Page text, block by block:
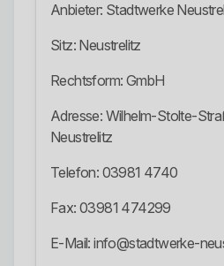
Anbieter: Stadtwerke
Sitz: Neustrelitz
Rechtsform: GmbH
Adresse: Wilhelm-Stolte-
Neustrelitz
Telefon: 03981 4740
Fax: 03981 474299
E-Mail: info@stadtwerke-